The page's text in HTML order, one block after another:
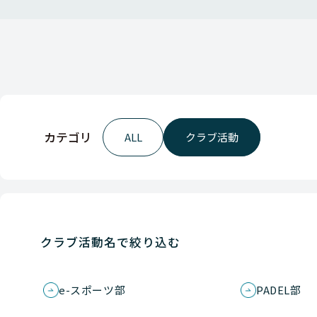
カテゴリ ALL クラブ活動
クラブ活動名で絞り込む
e-スポーツ部 PADEL部